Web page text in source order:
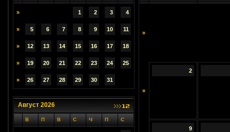
» 1 2 3 4
» 5 6 7 8 9 10 11
» 12 13 14 15 16 17 18
» 19 20 21 22 23 24 25
» 26 27 28 29 30 31
Август 2026
В П В С Ч П С
»
»
2
9